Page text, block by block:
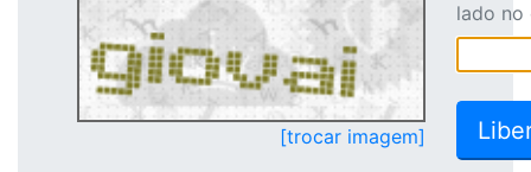
[trocar imagem]
lado no